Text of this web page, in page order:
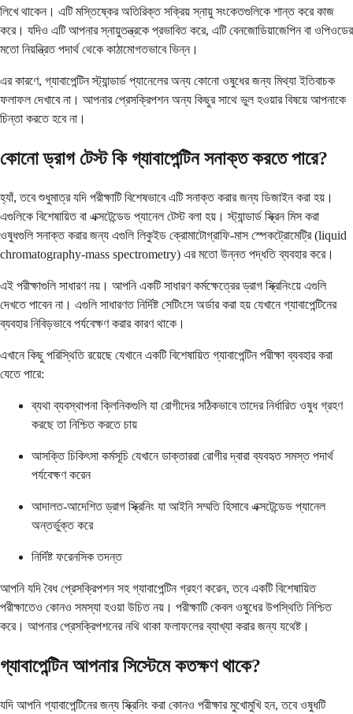
লিখে থাকেন। এটি মস্তিষ্কের অতিরিক্ত সক্রিয় স্নায়ু সংকেতগুলিকে শান্ত করে কাজ
করে। যদিও এটি আপনার স্নায়ুতন্ত্রকে প্রভাবিত করে, এটি বেনজোডিয়াজেপিন বা ওপিওডের
মতো নিয়ন্ত্রিত পদার্থ থেকে কাঠামোগতভাবে ভিন্ন।
এর কারণে, গ্যাবাপেন্টিন স্ট্যান্ডার্ড প্যানেলের অন্য কোনো ওষুধের জন্য মিথ্যা ইতিবাচক
ফলাফল দেখাবে না। আপনার প্রেসক্রিপশন অন্য কিছুর সাথে ভুল হওয়ার বিষয়ে আপনাকে
চিন্তা করতে হবে না।
কোনো ড্রাগ টেস্ট কি গ্যাবাপেন্টিন সনাক্ত করতে পারে?
হ্যাঁ, তবে শুধুমাত্র যদি পরীক্ষাটি বিশেষভাবে এটি সনাক্ত করার জন্য ডিজাইন করা হয়।
এগুলিকে বিশেষায়িত বা এক্সটেন্ডেড প্যানেল টেস্ট বলা হয়। স্ট্যান্ডার্ড স্ক্রিন মিস করা
ওষুধগুলি সনাক্ত করার জন্য এগুলি লিকুইড ক্রোমাটোগ্রাফি-মাস স্পেকট্রোমেট্রি (liquid
chromatography-mass spectrometry) এর মতো উন্নত পদ্ধতি ব্যবহার করে।
এই পরীক্ষাগুলি সাধারণ নয়। আপনি একটি সাধারণ কর্মক্ষেত্রের ড্রাগ স্ক্রিনিংয়ে এগুলি
দেখতে পাবেন না। এগুলি সাধারণত নির্দিষ্ট সেটিংসে অর্ডার করা হয় যেখানে গ্যাবাপেন্টিনের
ব্যবহার নিবিড়ভাবে পর্যবেক্ষণ করার কারণ থাকে।
এখানে কিছু পরিস্থিতি রয়েছে যেখানে একটি বিশেষায়িত গ্যাবাপেন্টিন পরীক্ষা ব্যবহার করা
যেতে পারে:
ব্যথা ব্যবস্থাপনা ক্লিনিকগুলি যা রোগীদের সঠিকভাবে তাদের নির্ধারিত ওষুধ গ্রহণ
করছে তা নিশ্চিত করতে চায়
আসক্তি চিকিৎসা কর্মসূচি যেখানে ডাক্তাররা রোগীর দ্বারা ব্যবহৃত সমস্ত পদার্থ
পর্যবেক্ষণ করেন
আদালত-আদেশিত ড্রাগ স্ক্রিনিং যা আইনি সম্মতি হিসাবে এক্সটেন্ডেড প্যানেল
অন্তর্ভুক্ত করে
নির্দিষ্ট ফরেনসিক তদন্ত
আপনি যদি বৈধ প্রেসক্রিপশন সহ গ্যাবাপেন্টিন গ্রহণ করেন, তবে একটি বিশেষায়িত
পরীক্ষাতেও কোনও সমস্যা হওয়া উচিত নয়। পরীক্ষাটি কেবল ওষুধের উপস্থিতি নিশ্চিত
করে। আপনার প্রেসক্রিপশনের নথি থাকা ফলাফলের ব্যাখ্যা করার জন্য যথেষ্ট।
গ্যাবাপেন্টিন আপনার সিস্টেমে কতক্ষণ থাকে?
যদি আপনি গ্যাবাপেন্টিনের জন্য স্ক্রিনিং করা কোনও পরীক্ষার মুখোমুখি হন, তবে ওষুধটি